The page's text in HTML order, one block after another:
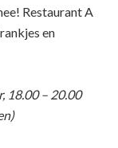
Restaurant A
en
18.00 – 20.00